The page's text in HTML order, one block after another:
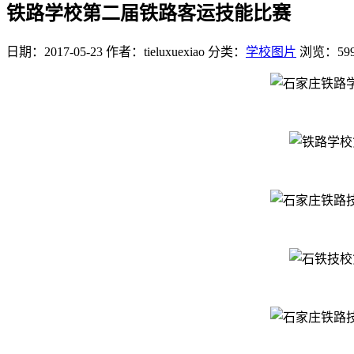
铁路学校第二届铁路客运技能比赛
日期：2017-05-23 作者：tieluxuexiao 分类： 学校图片 浏览：